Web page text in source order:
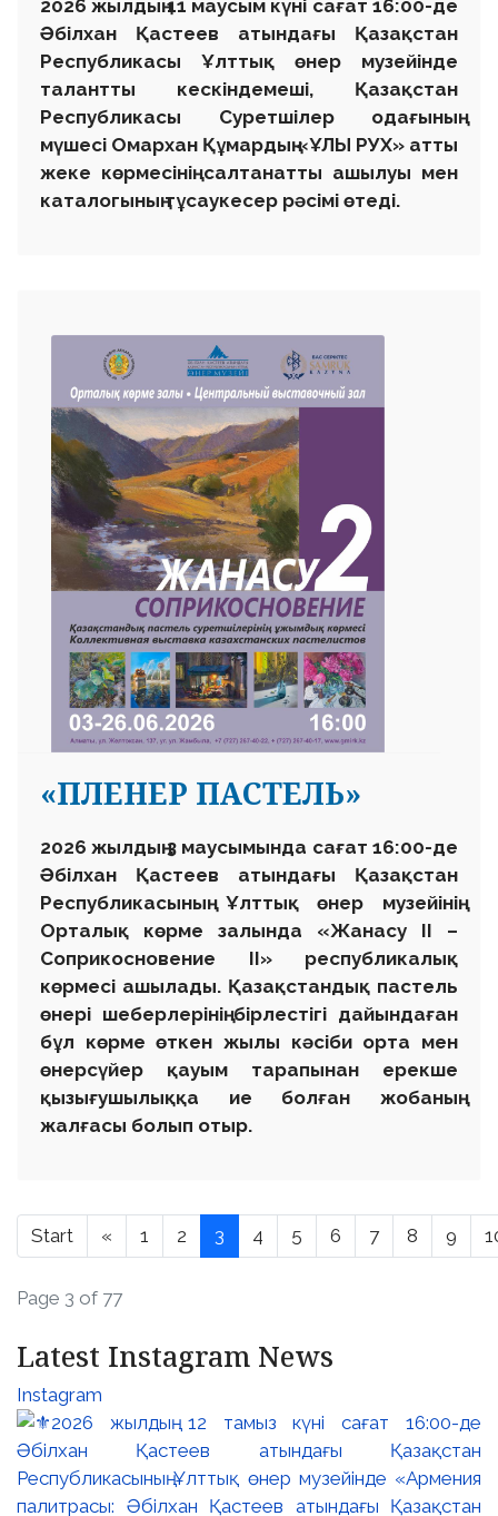
2026 жылдың 11 маусым күні сағат 16:00-де
Әбілхан Қастеев атындағы Қазақстан
Республикасы Ұлттық өнер музейінде
талантты кескіндемеші, Қазақстан
Республикасы Суретшілер одағының
мүшесі Омархан Құмардың «ҰЛЫ РУХ» атты
жеке көрмесінің салтанатты ашылуы мен
каталогының тұсаукесер рәсімі өтеді.
«ПЛЕНЕР ПАСТЕЛЬ»
2026 жылдың 3 маусымында сағат 16:00-де
Әбілхан Қастеев атындағы Қазақстан
Республикасының Ұлттық өнер музейінің
Орталық көрме залында «Жанасу II –
Соприкосновение II» республикалық
көрмесі ашылады. Қазақстандық пастель
өнері шеберлерінің бірлестігі дайындаған
бұл көрме өткен жылы кәсіби орта мен
өнерсүйер қауым тарапынан ерекше
қызығушылыққа ие болған жобаның
жалғасы болып отыр.
Start « 1 2 3 4 5 6 7 8 9
Page 3 of 77
Latest Instagram News
Instagram